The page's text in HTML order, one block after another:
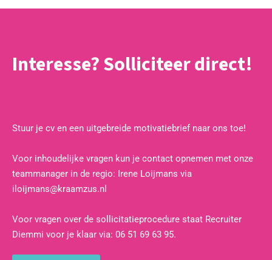
Interesse? Solliciteer direct!
Stuur je cv en een uitgebreide motivatiebrief naar ons toe!
Voor inhoudelijke vragen kun je contact opnemen met onze
teammanager in de regio: Irene Loijmans via
iloijmans@kraamzus.nl
Voor vragen over de sollicitatieprocedure staat Recruiter
Diemmi voor je klaar via: 06 51 69 63 95.